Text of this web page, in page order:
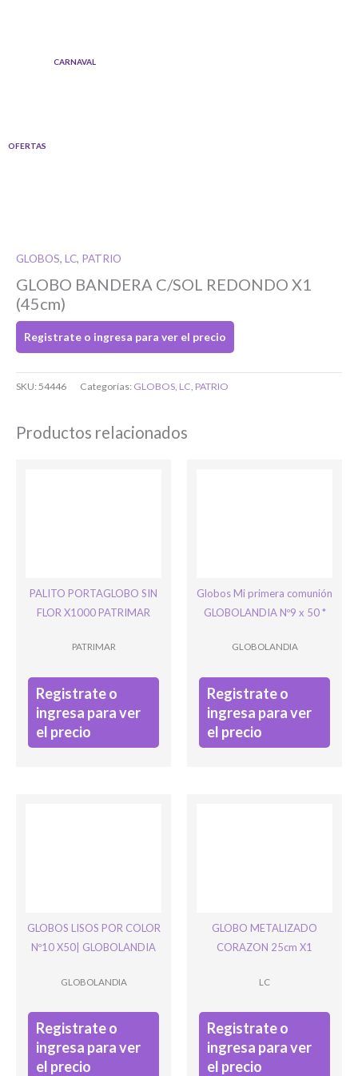
OFERTAS
CARNAVAL
GLOBOS, LC, PATRIO
GLOBO BANDERA C/SOL REDONDO X1
(45cm)
Registrate o ingresa para ver el precio
SKU: 54446 Categorías: GLOBOS LC PATRIO
Productos relacionados
PALITO PORTAGLOBO SIN
FLOR X1000 PATRIMAR
PATRIMAR
Registrate o
ingresa para ver
el precio
Globos Mi primera comunión
GLOBOLANDIA Nº9 x 50 *
GLOBOLANDIA
Registrate o
ingresa para ver
el precio
GLOBOS LISOS POR COLOR
Nº10 X50| GLOBOLANDIA
GLOBOLANDIA
Registrate o
ingresa para ver
el precio
GLOBO METALIZADO
CORAZON 25cm X1
LC
Registrate o
ingresa para ver
el precio
Si tenés cuenta...
Toca para ingresar
O completa el Formulario de registro